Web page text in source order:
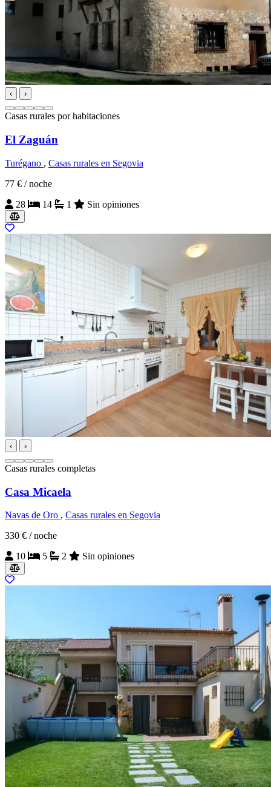
‹ ›
Casas rurales por habitaciones
El Zaguán
Turégano , Casas rurales en Segovia
77 € / noche
28
14 1 Sin opiniones
‹ ›
Casas rurales completas
Casa Micaela
Navas de Oro , Casas rurales en Segovia
330 € / noche
10
5 2 Sin opiniones